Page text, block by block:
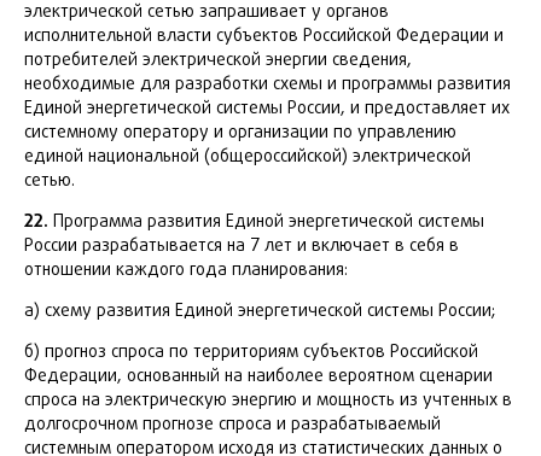
электрической сетью запрашивает у органов
исполнительной власти субъектов Российской Федерации и
потребителей электрической энергии сведения,
необходимые для разработки схемы и программы развития
Единой энергетической системы России, и предоставляет их
системному оператору и организации по управлению
единой национальной (общероссийской) электрической
сетью.
22. Программа развития Единой энергетической системы
России разрабатывается на 7 лет и включает в себя в
отношении каждого года планирования:
а) схему развития Единой энергетической системы России;
б) прогноз спроса по территориям субъектов Российской
Федерации, основанный на наиболее вероятном сценарии
спроса на электрическую энергию и мощность из учтенных в
долгосрочном прогнозе спроса и разрабатываемый
системным оператором исходя из статистических данных о